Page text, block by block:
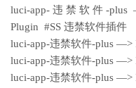
luci-app-违禁软件-
Plugin #SS 违禁软件插件
luci-app-违禁软件-plus
luci-app-违禁软件-plus —>
luci-app-违禁软件-plus —>